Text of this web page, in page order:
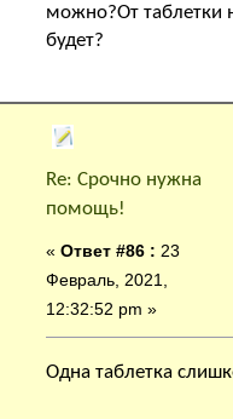
можно?От таблетки
будет?
Re: Срочно нужна
помощь!
« Ответ #86 : 23
Февраль, 2021,
12:32:52 pm »
Одна таблетка